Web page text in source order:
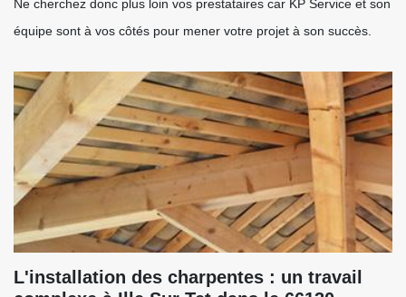
Ne cherchez donc plus loin vos prestataires car KP Service et son
équipe sont à vos côtés pour mener votre projet à son succès.
L'installation des charpentes : un travail